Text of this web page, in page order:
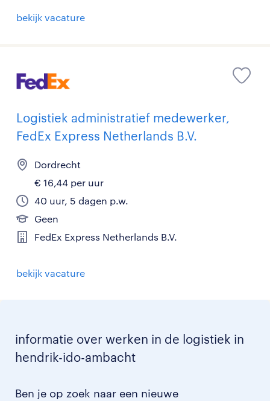
bekijk vacature
Logistiek administratief medewerker,
FedEx Express Netherlands B.V.
Dordrecht
€ 16,44 per uur
40 uur, 5 dagen p.w.
Geen
FedEx Express Netherlands B.V.
bekijk vacature
informatie over werken in de logistiek in
hendrik-ido-ambacht
Ben je op zoek naar een nieuwe